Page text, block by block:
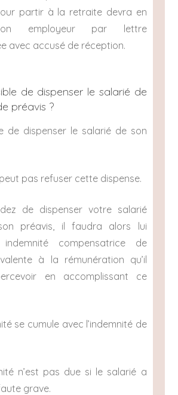
partir à la retraite devra en
employeur par lettre
avec accusé de réception.
de dispenser le salarié de
préavis ?
de dispenser le salarié de son
pas refuser cette dispense.
de dispenser votre salarié
préavis, il faudra alors lui
compensatrice de
à la rémunération qu’il
en accomplissant ce
se cumule avec l’indemnité de
n’est pas due si le salarié a
grave.